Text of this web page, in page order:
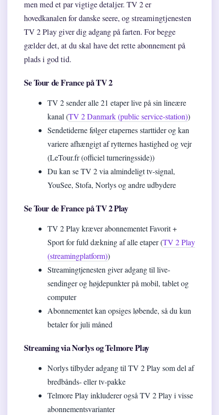
men med et par vigtige detaljer. TV 2 er
hovedkanalen for danske seere, og streamingtjenesten
TV 2 Play giver dig adgang på farten. For begge
gælder det, at du skal have det rette abonnement på
plads i god tid.
Se Tour de France på TV 2
TV 2 sender alle 21 etaper live på sin lineære
kanal (TV 2 Danmark (public service-station))
Sendetiderne følger etapernes starttider og kan
variere afhængigt af rytternes hastighed og vejr
(LeTour.fr (officiel turneringsside))
Du kan se TV 2 via almindeligt tv-signal,
YouSee, Stofa, Norlys og andre udbydere
Se Tour de France på TV 2 Play
TV 2 Play kræver abonnementet Favorit +
Sport for fuld dækning af alle etaper (TV 2 Play
(streamingplatform))
Streamingtjenesten giver adgang til live-
sendinger og højdepunkter på mobil, tablet og
computer
Abonnementet kan opsiges løbende, så du kun
betaler for juli måned
Streaming via Norlys og Telmore Play
Norlys tilbyder adgang til TV 2 Play som del af
bredbånds- eller tv-pakke
Telmore Play inkluderer også TV 2 Play i visse
abonnementsvarianter